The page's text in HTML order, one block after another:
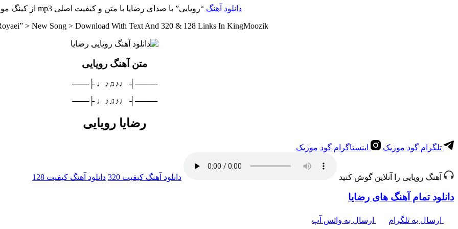
دانلود آهنگ “رویایی” با صدای رضایا با متن و کیفیت اصلی mp3 از کینگ موزیک
> New Song > Download With Text And 320 & 128 Links In KingMoozik
متن آهنگ رویایی
────┤ ♩♪♫♪♩ ├───
────┤ ♩♪♫♪♩ ├───
رضایا رویایی
تلگرام گود موزیک اینستاگرام گود موزیک
آهنگ رویایی را آنلاین گوش کنید دانلود آهنگ کیفیت 320 دانلود آهنگ کیفیت 128
دانلود تمام آهنگ های رضایا
ارسال به تلگرام ارسال به واتس آپ